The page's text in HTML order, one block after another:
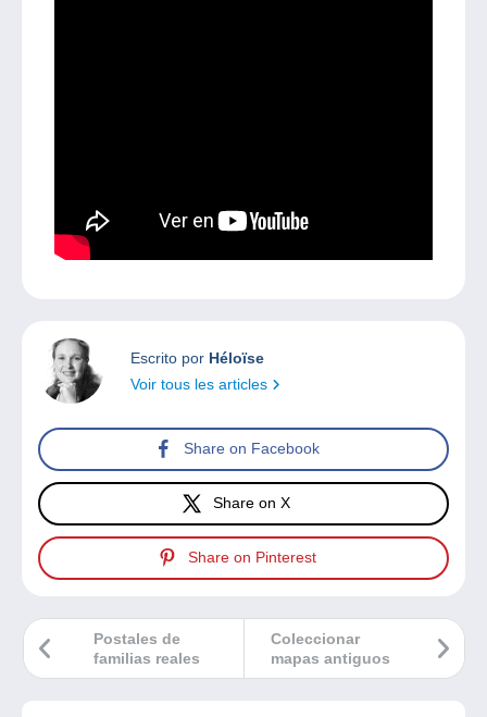
Escrito por Héloïse
Voir tous les articles
Share on Facebook
Share on X
Share on Pinterest
Coleccionar
mapas antiguos
Postales de
familias reales